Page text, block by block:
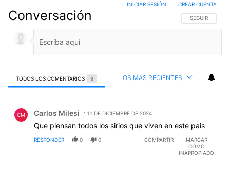
Conversación SIGA ESTA
SEGUIR
INICIAR SESIÓN CREAR CUENTA
TODOS LOS COMENTARIOS 9 LOS MÁS RECIENTES
CM Carlos Milesi 11 DE DICIEMBRE DE 2024
Que piensan todos los sirios que viven en este pais
RESPONDER 0 0 COMPARTIR
MARCAR
COMO
INAPROPIADO